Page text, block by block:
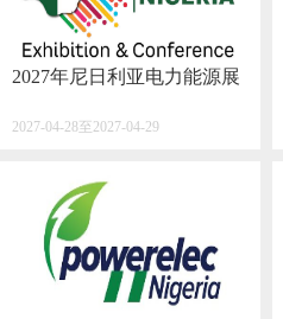
2027年尼日利亚电力能源展
2027-04-28至2027-04-29